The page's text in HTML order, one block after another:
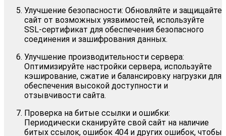
Улучшение безопасности: Обновляйте и защищайте
сайт от возможных уязвимостей, используйте
SSL-сертификат для обеспечения безопасного
соединения и зашифрования данных.
Улучшение производительности сервера:
Оптимизируйте настройки сервера, используйте
кэширование, сжатие и балансировку нагрузки для
обеспечения высокой доступности и
отзывчивости сайта.
Проверка на битые ссылки и ошибки:
Периодически сканируйте свой сайт на наличие
битых ссылок, ошибок 404 и других ошибок, чтобы